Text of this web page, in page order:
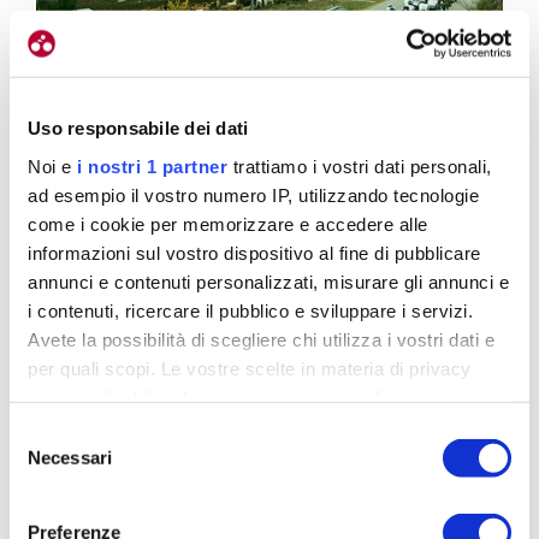
Uso responsabile dei dati
Noi e i nostri 1 partner trattiamo i vostri dati personali,
ad esempio il vostro numero IP, utilizzando tecnologie
come i cookie per memorizzare e accedere alle
informazioni sul vostro dispositivo al fine di pubblicare
annunci e contenuti personalizzati, misurare gli annunci e
i contenuti, ricercare il pubblico e sviluppare i servizi.
Avete la possibilità di scegliere chi utilizza i vostri dati e
per quali scopi. Le vostre scelte in materia di privacy
revocare il proprio consenso in qualsiasi momento dalla
Dichiarazione sui cookie o facendo clic sull'icona di
delNecessari
Preferenze
Oggi il gruppo ha trovato vento contro
Oggi che tappa è stata?
Il vento ha condizionato molto la corsa. Un vento
contrario. Però devo dire che tutto sommato è stata